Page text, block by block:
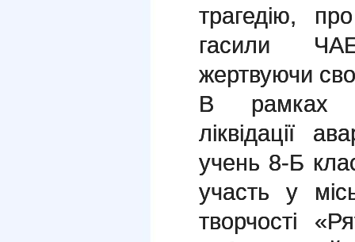
трагедію,
гасили
жертвуючи
В рамках
ліквідації
учень 8-Б
участь у
творчості